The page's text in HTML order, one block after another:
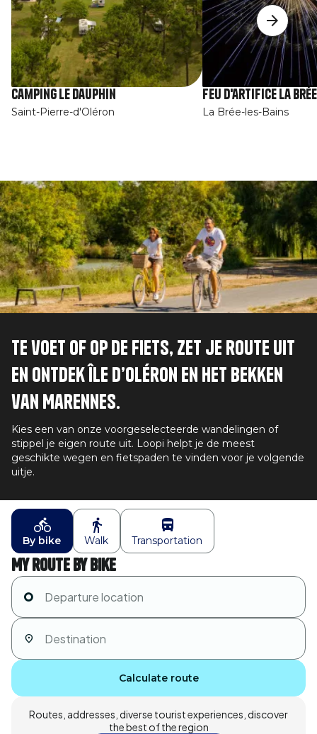
Camping Le Dauphin
Saint-Pierre-d'Oléron
Feu d'artifice La
La Brée-les-Bains
Afbeelding
Te voet of op de fiets, zet je route uit
en ontdek Île d’Oléron en het bekken
van Marennes.
Kies een van onze voorgeselecteerde wandelingen of
stippel je eigen route uit. Loopi helpt je de meest
geschikte wegen en fietspaden te vinden voor je volgende
uitje.
By bike Walk Transportation
My route by bike
Calculate route
Routes, addresses, diverse tourist experiences, discover
the best of the region